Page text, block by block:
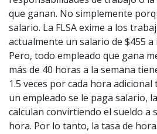
que ganan. No simplemente
salario. La FLSA exime a los
actualmente un salario de $455 a
Pero, todo empleado que gana
más de 40 horas a la semana
1.5 veces por cada hora adicional
un empleado se le paga salario,
calculan convirtiendo el sueldo a
hora. Por lo tanto, la tasa de